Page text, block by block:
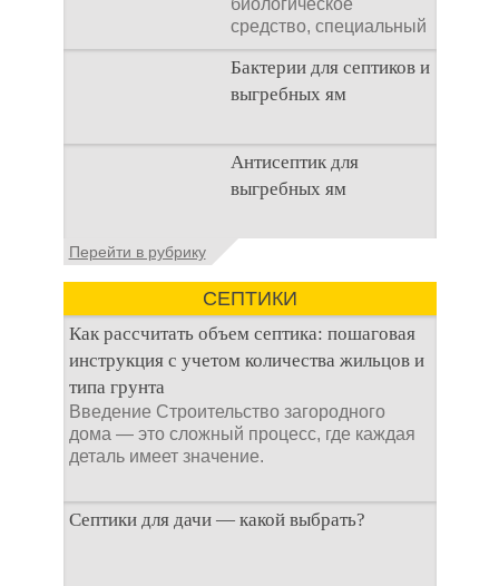
средство, специальный
концентрат, который
используется
Бактерии для септиков и
выгребных ям
Очистка
канализационного
стока или выгребной
не самым приятным
Антисептик для
выгребных ям
Общие сведения об
Антисептик для
выгребных ям – это
специальные
Перейти в рубрику
СЕПТИКИ
Как рассчитать объем септика: пошаговая
инструкция с учетом количества жильцов и
типа грунта
Введение Строительство загородного
дома — это сложный процесс, где каждая
деталь имеет значение.
Септики для дачи — какой выбрать?